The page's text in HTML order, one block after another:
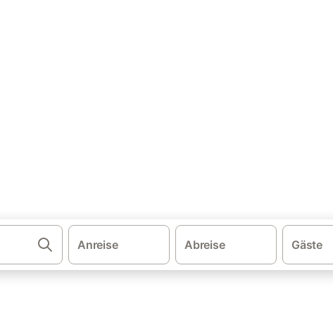
Anreise Abreise Gäste